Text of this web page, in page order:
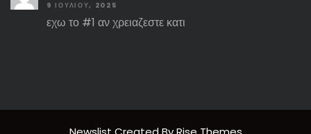
9 ΙΟΥΛΊΟΥ, 2025
εχω το #1 αν χρειαζεστε κατι